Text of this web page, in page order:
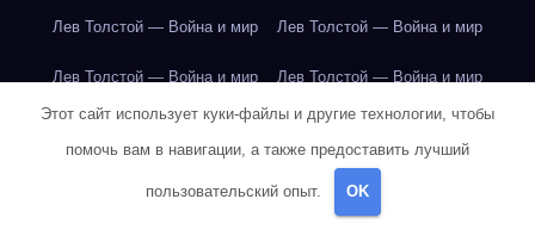
Лев Толстой — Война и мир Лев Толстой — Война и мир
Лев Толстой — Война и мир Лев Толстой — Война и мир
Лев Толстой — Война и мир Лев Толстой — Война и мир
Лев Толстой — Война и мир
Этот сайт использует куки-файлы и другие технологии, чтобы
помочь вам в навигации, а также предоставить лучший
пользовательский опыт. OK